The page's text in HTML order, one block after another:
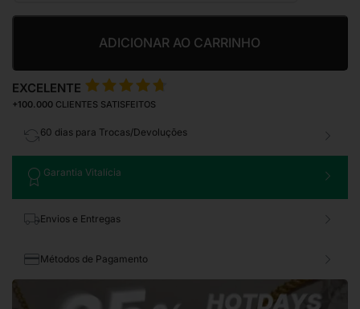
ADICIONAR AO CARRINHO
EXCELENTE
+100.000 CLIENTES SATISFEITOS
60 dias para Trocas/Devoluções
Garantia Vitalícia
Envios e Entregas
Métodos de Pagamento